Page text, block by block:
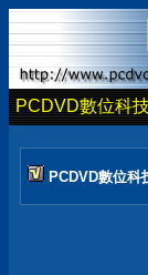
PCDVD數位科
PCDVD數位科